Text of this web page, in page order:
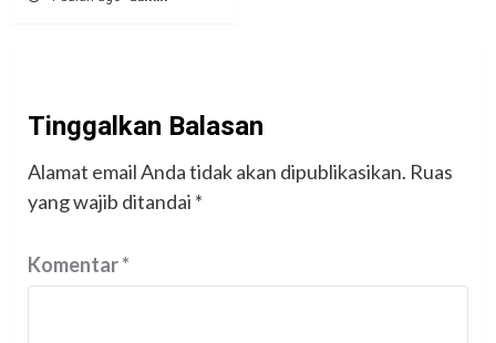
Tinggalkan Balasan
Alamat email Anda tidak akan dipublikasikan. Ruas
yang wajib ditandai *
Komentar*